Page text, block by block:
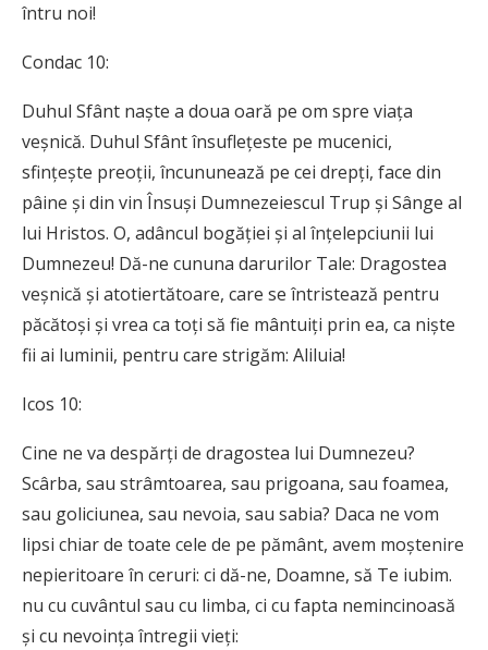
întru noi!
Condac 10:
Duhul Sfânt naște a doua oară pe om spre viața
veșnică. Duhul Sfânt însuflețeste pe mucenici,
sfințește preoții, încununează pe cei drepți, face din
pâine și din vin Însuși Dumnezeiescul Trup și Sânge al
lui Hristos. O, adâncul bogăției și al înțelepciunii lui
Dumnezeu! Dă-ne cununa darurilor Tale: Dragostea
veșnică și atotiertătoare, care se întristează pentru
păcătoși și vrea ca toți să fie mântuiți prin ea, ca niște
fii ai luminii, pentru care strigăm: Aliluia!
Icos 10:
Cine ne va despărți de dragostea lui Dumnezeu?
Scârba, sau strâmtoarea, sau prigoana, sau foamea,
sau goliciunea, sau nevoia, sau sabia? Daca ne vom
lipsi chiar de toate cele de pe pământ, avem moștenire
nepieritoare în ceruri: ci dă-ne, Doamne, să Te iubim.
nu cu cuvântul sau cu limba, ci cu fapta nemincinoasă
și cu nevoința întregii vieți: